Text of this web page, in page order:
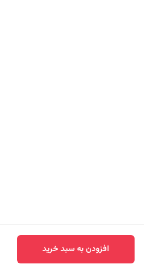
افزودن به سبد خرید